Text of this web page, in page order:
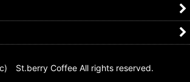
St.berry Coffee All rights reserved.